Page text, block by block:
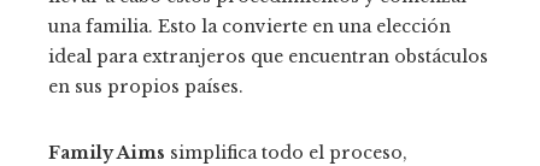
una familia. Esto la convierte en una elección
ideal para extranjeros que encuentran obstáculos
en sus propios países.
Family Aims simplifica todo el proceso,